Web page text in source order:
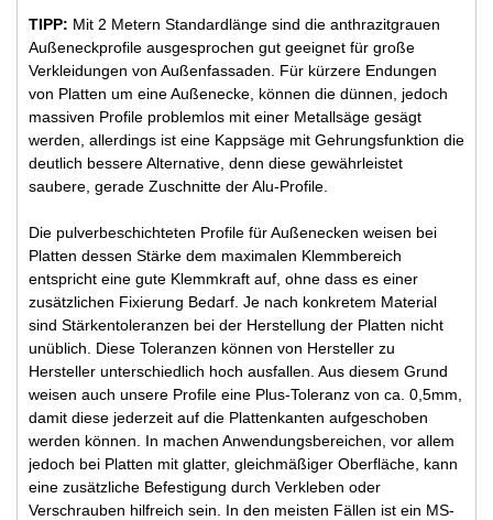
TIPP: Mit 2 Metern Standardlänge sind die anthrazitgrauen
Außeneckprofile ausgesprochen gut geeignet für große
Verkleidungen von Außenfassaden. Für kürzere Endungen
von Platten um eine Außenecke, können die dünnen, jedoch
massiven Profile problemlos mit einer Metallsäge gesägt
werden, allerdings ist eine Kappsäge mit Gehrungsfunktion die
deutlich bessere Alternative, denn diese gewährleistet
saubere, gerade Zuschnitte der Alu-Profile.
Die pulverbeschichteten Profile für Außenecken weisen bei
Platten dessen Stärke dem maximalen Klemmbereich
entspricht eine gute Klemmkraft auf, ohne dass es einer
zusätzlichen Fixierung Bedarf. Je nach konkretem Material
sind Stärkentoleranzen bei der Herstellung der Platten nicht
unüblich. Diese Toleranzen können von Hersteller zu
Hersteller unterschiedlich hoch ausfallen. Aus diesem Grund
weisen auch unsere Profile eine Plus-Toleranz von ca. 0,5mm,
damit diese jederzeit auf die Plattenkanten aufgeschoben
werden können. In machen Anwendungsbereichen, vor allem
jedoch bei Platten mit glatter, gleichmäßiger Oberfläche, kann
eine zusätzliche Befestigung durch Verkleben oder
Verschrauben hilfreich sein. In den meisten Fällen ist ein MS-